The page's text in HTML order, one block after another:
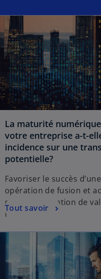
La maturité
votre entreprise a-t-
incidence sur une
potentielle?
Favoriser le succès d’une
opération de fusion et
grâce à la création de
numérique
Tout savoir